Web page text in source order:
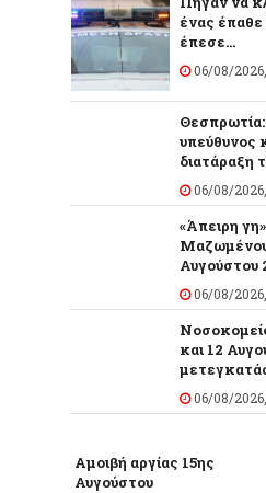
ένας έπαθε
έπεσε...
06/08/2026,
υπεύθυνος
διατάραξη
06/08/2026,
«Άπειρη
Αυγούστου
06/08/2026,
και 12
06/08/2026,
Αμοιβή αργίας 15ης
Αυγούστου